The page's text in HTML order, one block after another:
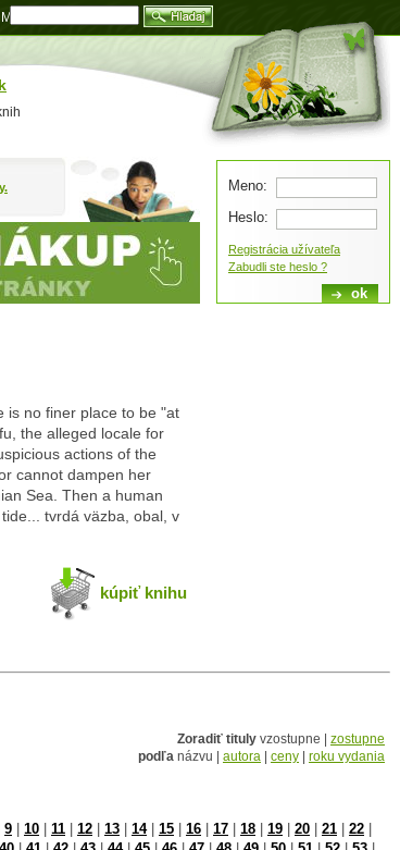
is no finer place to be "at
the alleged locale for
actions of the
cannot dampen her
Sea. Then a human
tvrdá väzba, obal, v
kúpiť knihu
Zoradiť tituly vzostupne | zostupne
podľa názvu | autora ceny roku vydania
9 10 11 12 13 14| 15 16 17 18 19 20 21 22
Meno:
Heslo:
Registrácia užívateľa
Zabudli ste heslo ?
Mapa